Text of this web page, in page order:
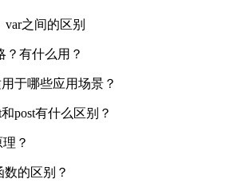
var之间的区别
？有什么用？
于哪些应用场景？
post有什么区别？
？
数的区别？